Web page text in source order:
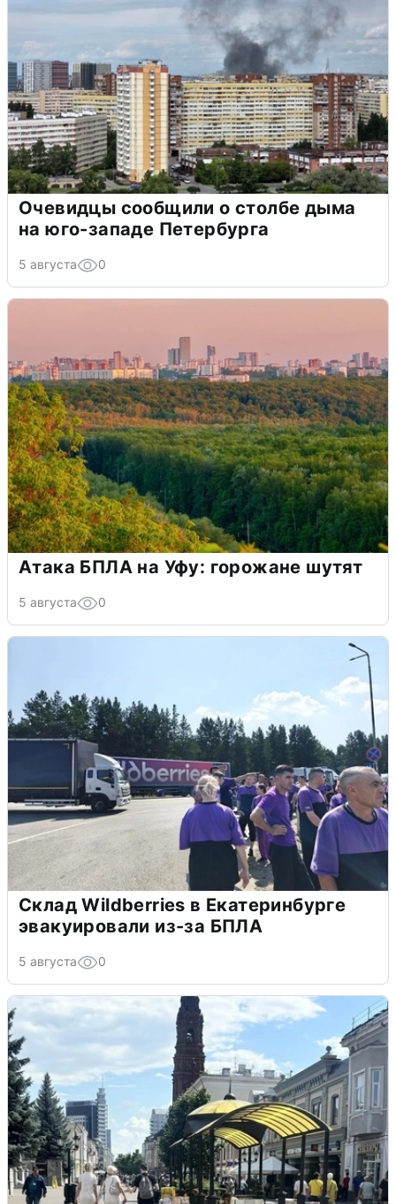
Очевидцы сообщили о столбе дыма
на юго-западе Петербурга
5 августа 0
Атака БПЛА на Уфу: горожане шутят
5 августа 0
Склад Wildberries в Екатеринбурге
эвакуировали из-за БПЛА
5 августа 0